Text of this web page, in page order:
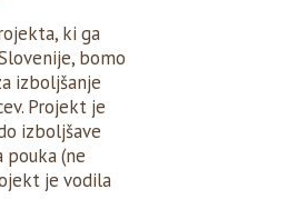
ki ga
bomo
izboljšanje
Projekt je
izboljšave
pouka (ne
je vodila